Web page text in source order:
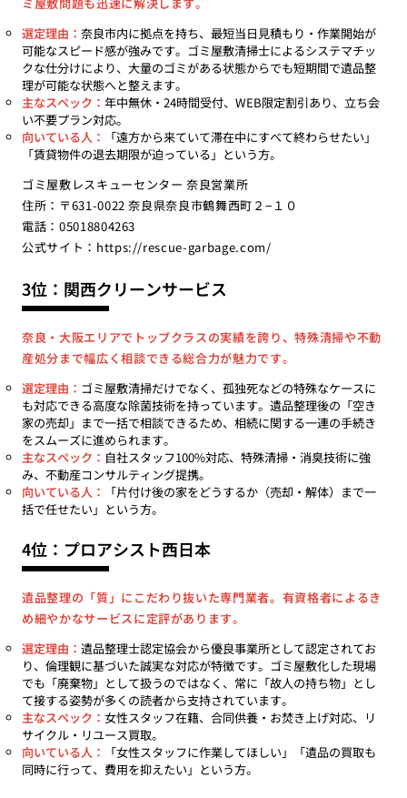
選定理由： 奈良市内に拠点を持ち、最短当日見積もり・作業開始が
可能なスピード感が強みです。ゴミ屋敷清掃士によるシステマチッ
クな仕分けにより、大量のゴミがある状態からでも短期間で遺品整
理が可能な状態へと整えます。
主なスペック： 年中無休・24時間受付、WEB限定割引あり、立ち会
い不要プラン対応。
向いている人：
「遠方から来ていて滞在中にすべて終わらせたい」
「賃貸物件の退去期限が迫っている」という方。
ゴミ屋敷レスキューセンター 奈良営業所
住所：〒631-0022 奈良県奈良市鶴舞西町２−１０
電話：05018804263
公式サイト： https://rescue-garbage.com/
3位：関西クリーンサービス
奈良・大阪エリアでトップクラスの実績を誇り、特殊清掃や不動
産処分まで幅広く相談できる総合力が魅力です。
選定理由： ゴミ屋敷清掃だけでなく、孤独死などの特殊なケースに
も対応できる高度な除菌技術を持っています。遺品整理後の「空き
家の売却」まで一括で相談できるため、相続に関する一連の手続き
をスムーズに進められます。
主なスペック： 自社スタッフ100%対応、特殊清掃・消臭技術に強
み、不動産コンサルティング提携。
向いている人：
「片付け後の家をどうするか（売却・解体）まで一
括で任せたい」という方。
4位：プロアシスト西日本
遺品整理の「質」にこだわり抜いた専門業者。有資格者によるき
め細やかなサービスに定評があります。
選定理由： 遺品整理士認定協会から優良事業所として認定されてお
り、倫理観に基づいた誠実な対応が特徴です。ゴミ屋敷化した現場
でも「廃棄物」として扱うのではなく、常に「故人の持ち物」とし
て接する姿勢が多くの読者から支持されています。
主なスペック： 女性スタッフ在籍、合同供養・お焚き上げ対応、リ
サイクル・リユース買取。
向いている人：
「女性スタッフに作業してほしい」「遺品の買取も
同時に行って、費用を抑えたい」という方。